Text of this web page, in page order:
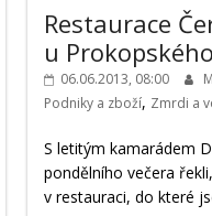
Restaurace
u
06.06.2013, 08:00
Podniky a zboží, Zmrdi a
S letitým kamarádem
pondělního večera
v restauraci, do které